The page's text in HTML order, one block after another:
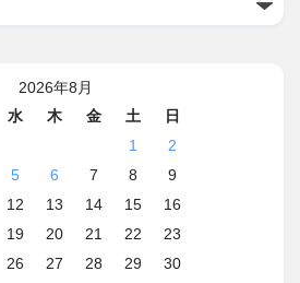
2026年8月
水 木 金 土
日
1
2
5 6 7 8
9
12 13 14 15
16
19 20 21 22
23
26 27 28 29
30